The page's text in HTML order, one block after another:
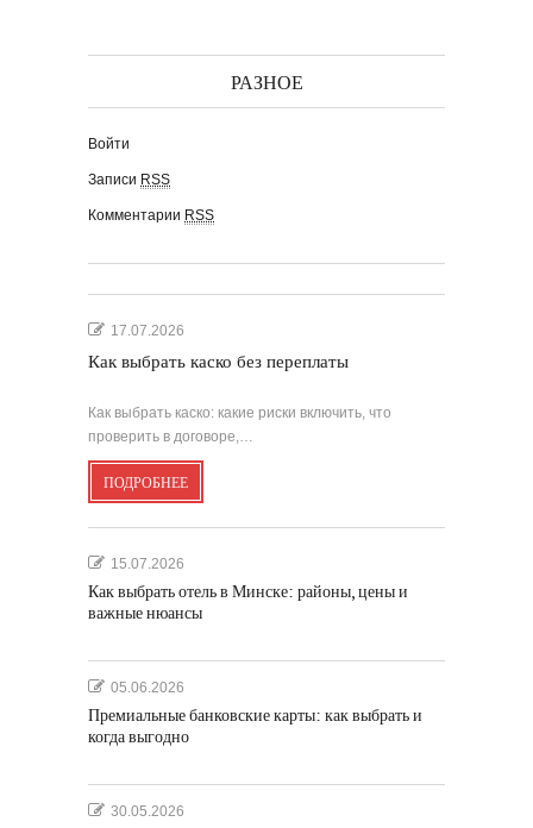
РАЗНОЕ
Войти
Записи RSS
Комментарии RSS
17.07.2026
Как выбрать каско без переплаты
Как выбрать каско: какие риски включить, что
проверить в договоре,…
ПОДРОБНЕЕ
15.07.2026
Как выбрать отель в Минске: районы, цены и
важные нюансы
05.06.2026
Премиальные банковские карты: как выбрать и
когда выгодно
30.05.2026